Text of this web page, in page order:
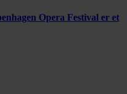
Opera Festival er et